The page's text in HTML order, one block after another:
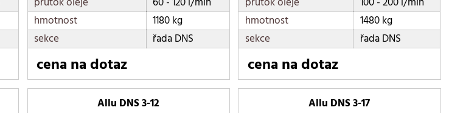
2240 kg
2360 kg
2400 kg
2520 kg
hmotnost
1180 kg
sekce
řada DNS
cena na dotaz
hmotnost
1480 kg
sekce
řada DNS
cena na dotaz
Allu DNS 3-12 Allu DNS 3-17